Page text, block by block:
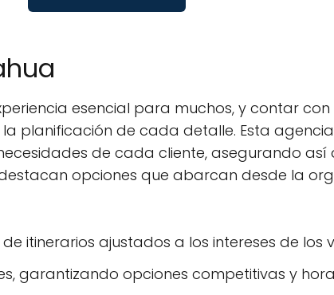
esencial para muchos, y contar
planificación de cada detalle. Esta
de cada cliente, asegurando así
opciones que abarcan desde la
itinerarios ajustados a los intereses de los
garantizando opciones competitivas y